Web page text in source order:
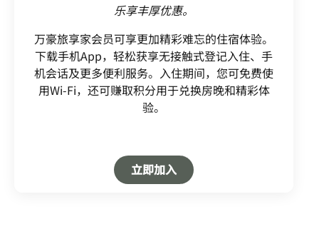
乐享丰厚优惠。
万豪旅享家会员可享更加精彩难忘的住宿体验。
下载手机App，轻松获享无接触式登记入住、手
机会话及更多便利服务。入住期间，您可免费使
用Wi-Fi，还可赚取积分用于兑换房晚和精彩体
验。
立即加入Open in New Tab